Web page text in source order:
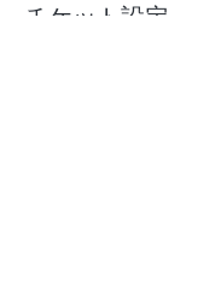
チケット設定